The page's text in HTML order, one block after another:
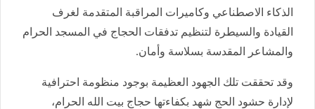
الذكاء الاصطناعي وكاميرات المراقبة المتقدمة لغرف
القيادة والسيطرة لتنظيم تدفقات الحجاج في المسجد الحرام
والمشاعر المقدسة بسلاسة وأمان.
وقد تحققت تلك الجهود العظيمة بوجود منظومة احترافية
لإدارة حشود الحج شهد بكفاءتها حجاج بيت الله الحرام،